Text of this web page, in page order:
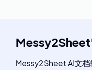
Messy2Sheet
Messy2Sheet AI文